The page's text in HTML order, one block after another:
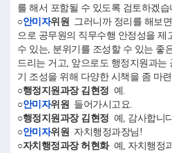
를 해서 포함될 수 있도록 검토하겠습
○안미자위원 그러니까 정리를 해보
으로 공무원의 직무수행 안정성을 제
수 있는, 분위기를 조성할 수 있는 좋
드리는 거고, 앞으로도 행정지원과는
기 조성을 위해 다양한 시책을 좀 마
○행정지원과장 김현정 예.
○안미자위원 들어가시고요.
○행정지원과장 김현정 예, 감사합니
○안미자위원 자치행정과장님!
○자치행정과장 허현화예, 자치행정